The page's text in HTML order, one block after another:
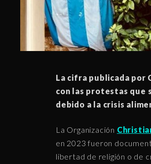
La cifra publicada por
con las protestas que
debido a la crisis
La Organización
en 2023 fueron
libertad de religión o de